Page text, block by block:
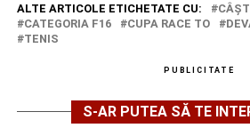
ALTE ARTICOLE ETICHETATE CU:
CATEGORIA F16
CUPA RACE TO
TENIS
PUBLICITATE
S-AR PUTEA SĂ TE